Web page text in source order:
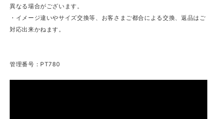
異なる場合がございます。
・イメージ違いやサイズ交換等、お客さまご都合による交換、返品はご
対応出来かねます。
管理番号：PT780